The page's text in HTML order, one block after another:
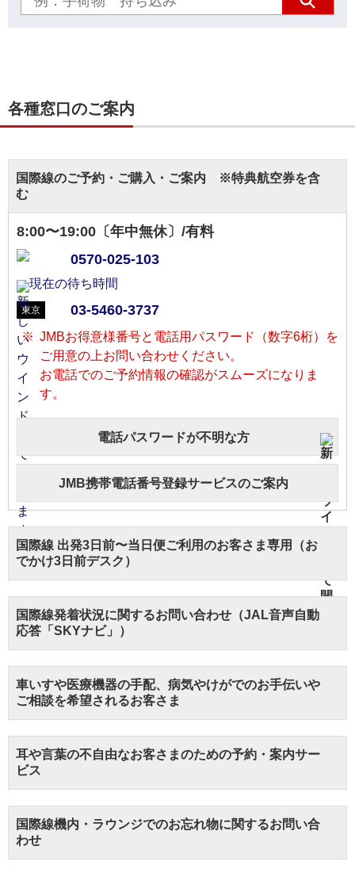
各種窓口のご案内
国際線のご予約・ご購入・ご案内 ※特典航空券を含
む
8:00〜19:00〔年中無休〕/有料
0570-025-103
現在の待ち時間
東京 03-5460-3737
JMBお得意様番号と電話用パスワード（数字6桁）を
ご用意の上お問い合わせください。
お電話でのご予約情報の確認がスムーズになりま
す。
電話パスワードが不明な方
JMB携帯電話番号登録サービスのご案内
国際線 出発3日前〜当日便ご利用のお客さま専用（お
でかけ3日前デスク）
国際線発着状況に関するお問い合わせ（JAL音声自動
応答「SKYナビ」）
車いすや医療機器の手配、病気やけがでのお手伝いや
ご相談を希望されるお客さま
耳や言葉の不自由なお客さまのための予約・案内サー
ビス
国際線機内・ラウンジでのお忘れ物に関するお問い合
わせ